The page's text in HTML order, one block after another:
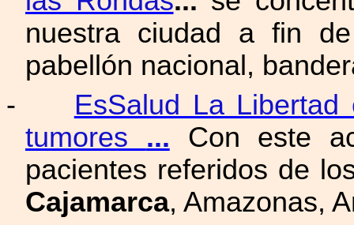
nuestra ciudad a fin
pabellón nacional,
-
EsSalud La
tumores ... Con este
pacientes referidos de
Cajamarca, Amazonas,